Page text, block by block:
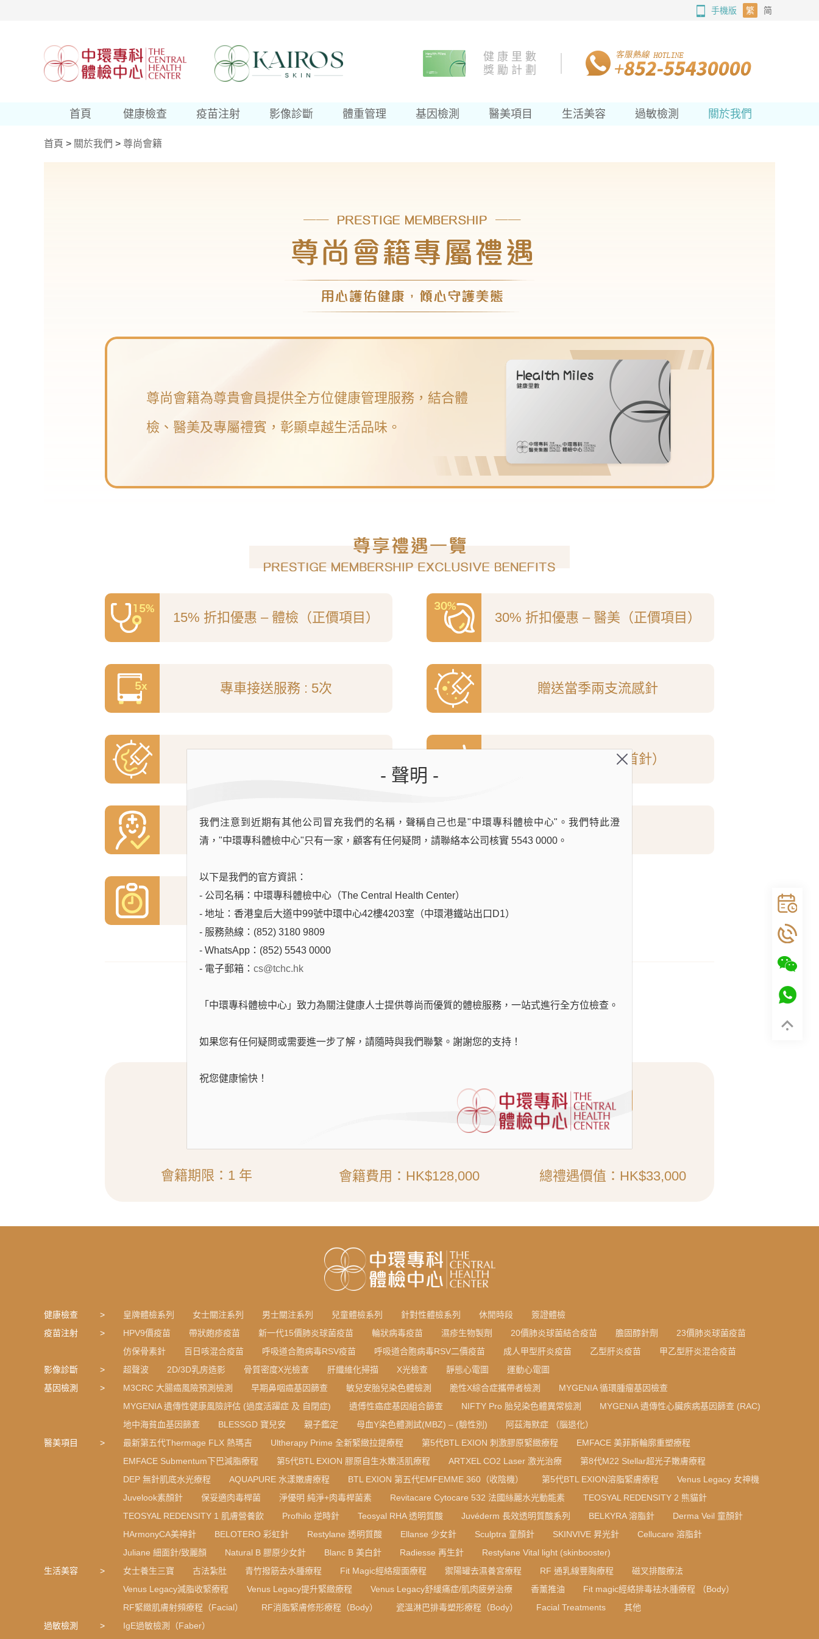
手機版 繁 简
健 康 里 數
獎 勵 計 劃
首頁 健康檢查 疫苗注射 影像診斷 體重管理 基因檢測 醫美項目 生活美容 過敏檢測 關於我們
首頁 > 關於我們 > 尊尚會籍
尊尚會籍為尊貴會員提供全方位健康管理服務，結合體
檢、醫美及專屬禮賓，彰顯卓越生活品味。
15% 折扣優惠 – 體檢（正價項目） 30% 折扣優惠 – 醫美（正價項目）
專車接送服務 : 5次 贈送當季兩支流感針
（首針）
贈送體檢服務或醫美療程
價值$15,000.00
生日禮遇
優先預約服務
會籍期限：1 年 會籍費用：HK$128,000 總禮遇價值：HK$33,000
健康檢查 皇牌體檢系列 女士關注系列 男士關注系列 兒童體檢系列 針對性體檢系列 休閒時段
簽證體檢
疫苗注射
HPV9價疫苗 帶狀皰疹疫苗 新一代15價肺炎球菌疫苗 輪狀病毒疫苗 濕疹生物製劑 20價肺炎球菌結合疫苗 膽固醇針劑
23價肺炎球菌疫苗
仿保骨素針
百日咳混合疫苗 呼吸道合胞病毒RSV疫苗 呼吸道合胞病毒RSV二價疫苗 成人甲型肝炎疫苗 乙型肝炎疫苗
甲乙型肝炎混合疫苗
影像診斷
超聲波 2D/3D乳房造影 骨質密度X光檢查 肝纖維化掃描 X光檢查 靜態心電圖
運動心電圖
基因檢測
M3CRC 大腸癌風險預測檢測 早期鼻咽癌基因篩查 敏兒安胎兒染色體檢測 脆性X綜合症攜帶者檢測
MYGENIA 循環腫瘤基因檢查
MYGENIA 遺傳性健康風險評估 (過度活躍症 及 自閉症)
遺傅性癌症基因組合篩查 NIFTY Pro 胎兒染色體異常檢測
MYGENIA 遺傳性心臟疾病基因篩查 (RAC)
地中海貧血基因篩查
BLESSGD 寶兒安 親子鑑定 母血Y染色體測試(MBZ) – (驗性別)
阿茲海默症 （腦退化）
醫美項目
最新第五代Thermage FLX 熱瑪吉 Ultherapy Prime 全新緊緻拉提療程 第5代BTL EXION 刺激膠原緊緻療程
EMFACE 美菲斯輪廓重塑療程
EMFACE Submentum下巴減脂療程
第5代BTL EXION 膠原自生水嫩活肌療程 ARTXEL CO2 Laser 激光治療
第8代M22 Stellar超光子嫩膚療程
DEP 無針肌底水光療程
AQUAPURE 水漾嫩膚療程 BTL EXION 第五代EMFEMME 360（收陰機） 第5代BTL EXION溶脂緊膚療程
Venus Legacy 女神機
Juvelook素顏針
保妥適肉毒桿菌 淨優明 純淨+肉毒桿菌素 Revitacare Cytocare 532 法國絲麗水光動能素
TEOSYAL REDENSITY 2 熊貓針
TEOSYAL REDENSITY 1 肌膚營養飲
Profhilo 逆時針 Teosyal RHA 透明質酸 Juvéderm 長效透明質酸系列 BELKYRA 溶脂針
Derma Veil 童顏針
HArmonyCA美神針
BELOTERO 彩虹針 Restylane 透明質酸 Ellanse 少女針 Sculptra 童顏針 SKINVIVE 昇光針
Cellucare 溶脂針
Juliane 細面針/致麗顏
Natural B 膠原少女針 Blanc B 美白針 Radiesse 再生針
Restylane Vital light (skinbooster)
生活美容
女士養生三寶 古法紮肚 青竹撥筋去水腫療程 Fit Magic經絡瘦面療程 禦陽罐去濕養宮療程 RF 通乳線豐胸療程
磁叉排酸療法
Venus Legacy減脂收緊療程
Venus Legacy提升緊緻療程 Venus Legacy舒緩痛症/肌肉疲勞治療 香薰推油
Fit magic經絡排毒袪水腫療程 （Body）
RF緊緻肌膚射頻療程（Facial）
RF消脂緊膚修形療程（Body） 瓷溫淋巴排毒塑形療程（Body） Facial Treatments
其他
過敏檢測
IgE過敏檢測（Faber）
- 聲明 -
我們注意到近期有其他公司冒充我們的名稱，聲稱自己也是"中環專科體檢中心"。我們特此澄
清，"中環專科體檢中心"只有一家，顧客有任何疑問，請聯絡本公司核實 5543 0000。
以下是我們的官方資訊：
- 公司名稱：中環專科體檢中心（The Central Health Center）
- 地址：香港皇后大道中99號中環中心42樓4203室（中環港鐵站出口D1）
- 服務熱線：(852) 3180 9809
- WhatsApp：(852) 5543 0000
- 電子郵箱： cs@tchc.hk
「中環專科體檢中心」致力為關注健康人士提供尊尚而優質的體檢服務，一站式進行全方位檢查。
如果您有任何疑問或需要進一步了解，請隨時與我們聯繫。謝謝您的支持！
祝您健康愉快！